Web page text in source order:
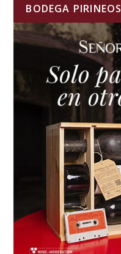
BODEGA PIRINEOS